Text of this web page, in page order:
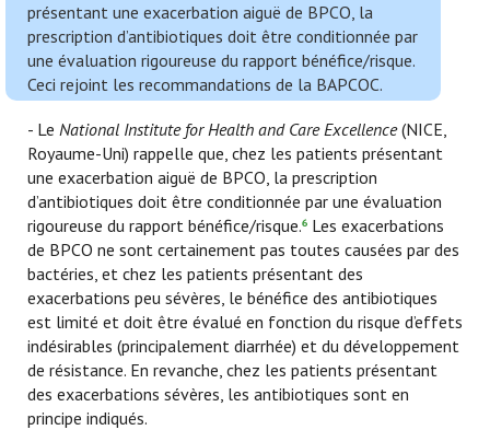
présentant une exacerbation aiguë de BPCO, la
prescription d’antibiotiques doit être conditionnée par
une évaluation rigoureuse du rapport bénéfice/risque.
Ceci rejoint les recommandations de la BAPCOC.
- Le National Institute for Health and Care Excellence(NICE,
Royaume-Uni) rappelle que, chez les patients présentant
une exacerbation aiguë de BPCO, la prescription
d’antibiotiques doit être conditionnée par une évaluation
rigoureuse du rapport bénéfice/risque.6 Les exacerbations
de BPCO ne sont certainement pas toutes causées par des
bactéries, et chez les patients présentant des
exacerbations peu sévères, le bénéfice des antibiotiques
est limité et doit être évalué en fonction du risque d’effets
indésirables (principalement diarrhée) et du développement
de résistance. En revanche, chez les patients présentant
des exacerbations sévères, les antibiotiques sont en
principe indiqués.